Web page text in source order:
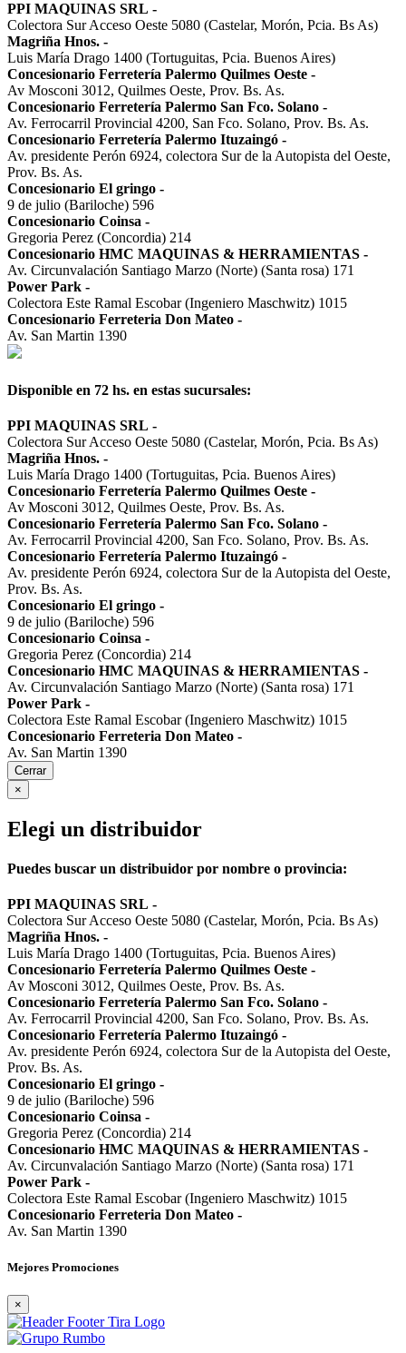
PPI MAQUINAS SRL -
Colectora Sur Acceso Oeste 5080 (Castelar, Morón, Pcia. Bs As)
Magriña Hnos. -
Luis María Drago 1400 (Tortuguitas, Pcia. Buenos Aires)
Concesionario Ferretería Palermo Quilmes Oeste -
Av Mosconi 3012, Quilmes Oeste, Prov. Bs. As.
Concesionario Ferretería Palermo San Fco. Solano -
Av. Ferrocarril Provincial 4200, San Fco. Solano, Prov. Bs. As.
Concesionario Ferretería Palermo Ituzaingó -
Av. presidente Perón 6924, colectora Sur de la Autopista del Oeste,
Prov. Bs. As.
Concesionario El gringo -
9 de julio (Bariloche) 596
Concesionario Coinsa -
Gregoria Perez (Concordia) 214
Concesionario HMC MAQUINAS & HERRAMIENTAS -
Av. Circunvalación Santiago Marzo (Norte) (Santa rosa) 171
Power Park -
Colectora Este Ramal Escobar (Ingeniero Maschwitz) 1015
Concesionario Ferreteria Don Mateo -
Av. San Martin 1390
Disponible en 72 hs. en estas sucursales:
PPI MAQUINAS SRL -
Colectora Sur Acceso Oeste 5080 (Castelar, Morón, Pcia. Bs As)
Magriña Hnos. -
Luis María Drago 1400 (Tortuguitas, Pcia. Buenos Aires)
Concesionario Ferretería Palermo Quilmes Oeste -
Av Mosconi 3012, Quilmes Oeste, Prov. Bs. As.
Concesionario Ferretería Palermo San Fco. Solano -
Av. Ferrocarril Provincial 4200, San Fco. Solano, Prov. Bs. As.
Concesionario Ferretería Palermo Ituzaingó -
Av. presidente Perón 6924, colectora Sur de la Autopista del Oeste,
Prov. Bs. As.
Concesionario El gringo -
9 de julio (Bariloche) 596
Concesionario Coinsa -
Gregoria Perez (Concordia) 214
Concesionario HMC MAQUINAS & HERRAMIENTAS -
Av. Circunvalación Santiago Marzo (Norte) (Santa rosa) 171
Power Park -
Colectora Este Ramal Escobar (Ingeniero Maschwitz) 1015
Concesionario Ferreteria Don Mateo -
Av. San Martin 1390
Cerrar
×
Elegi un distribuidor
Puedes buscar un distribuidor por nombre o provincia:
PPI MAQUINAS SRL -
Colectora Sur Acceso Oeste 5080 (Castelar, Morón, Pcia. Bs As)
Magriña Hnos. -
Luis María Drago 1400 (Tortuguitas, Pcia. Buenos Aires)
Concesionario Ferretería Palermo Quilmes Oeste -
Av Mosconi 3012, Quilmes Oeste, Prov. Bs. As.
Concesionario Ferretería Palermo San Fco. Solano -
Av. Ferrocarril Provincial 4200, San Fco. Solano, Prov. Bs. As.
Concesionario Ferretería Palermo Ituzaingó -
Av. presidente Perón 6924, colectora Sur de la Autopista del Oeste,
Prov. Bs. As.
Concesionario El gringo -
9 de julio (Bariloche) 596
Concesionario Coinsa -
Gregoria Perez (Concordia) 214
Concesionario HMC MAQUINAS & HERRAMIENTAS -
Av. Circunvalación Santiago Marzo (Norte) (Santa rosa) 171
Power Park -
Colectora Este Ramal Escobar (Ingeniero Maschwitz) 1015
Concesionario Ferreteria Don Mateo -
Av. San Martin 1390
Mejores Promociones
×